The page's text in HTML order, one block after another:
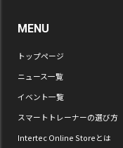
MENU
トップページ
ニュース一覧
イベント一覧
スマートトレーナーの選び方
Intertec Online Storeとは